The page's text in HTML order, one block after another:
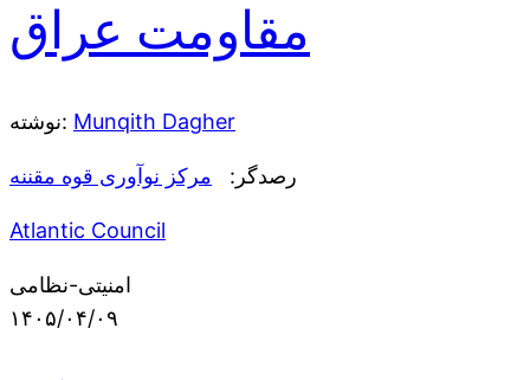
مقاومت عراق
نوشته: Munqith Dagher
رصدگر: مرکز نوآوری قوه مقننه
Atlantic Council
امنیتی-نظامی
۱۴۰۵/۰۴/۰۹